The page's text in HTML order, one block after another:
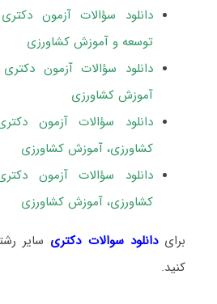
توسعه و آموزش کشاورزی
آموزش کشاورزی
کشاورزی، آموزش کشاورزی
کشاورزی، آموزش کشاورزی
برایدانلود سوالات دکتری سایر
کنید.